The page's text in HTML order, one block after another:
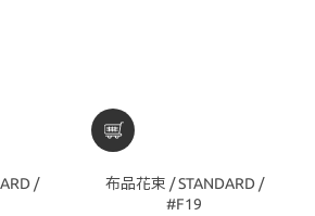
/
布品花束 / STANDARD /
#F19